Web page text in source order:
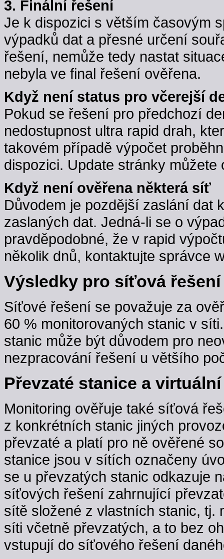
3. Finální řešení
Je k dispozici s větším časovým
výpadků dat a přesné určení
řešení, nemůže tedy nastat
nebyla ve final řešení ověřena.
Když není status pro včerejší
Pokud se řešení pro předchozí
nedostupnost ultra rapid drah,
takovém případě výpočet
dispozici. Update stránky
Když není ověřena některá síť
Důvodem je pozdější zaslání dat
zaslaných dat. Jedná-li se o
pravděpodobné, že v rapid
několik dnů, kontaktujte správce
Výsledky pro síťová řešení
Síťové řešení se považuje za
60 % monitorovaných stanic v
stanic může být důvodem pro
nezpracování řešení u většího
Převzaté stanice a
Monitoring ověřuje také síťová
z konkrétních stanic jiných
převzaté a platí pro ně ověřené
stanice jsou v sítích označeny
se u převzatých stanic odkazuje
síťových řešení zahrnující
sítě složené z vlastních stanic, tj.
síti včetně převzatých, a to bez
vstupují do síťového řešení